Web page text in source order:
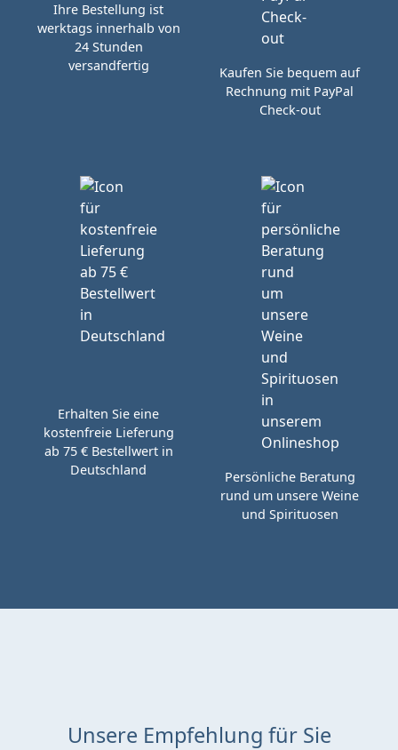
Ihre Bestellung ist
werktags innerhalb von
24 Stunden
versandfertig
Kaufen Sie bequem auf
Rechnung mit PayPal
Check-out
Erhalten Sie eine
kostenfreie Lieferung
ab 75 € Bestellwert in
Deutschland
Persönliche Beratung
rund um unsere Weine
und Spirituosen
Unsere Empfehlung für Sie